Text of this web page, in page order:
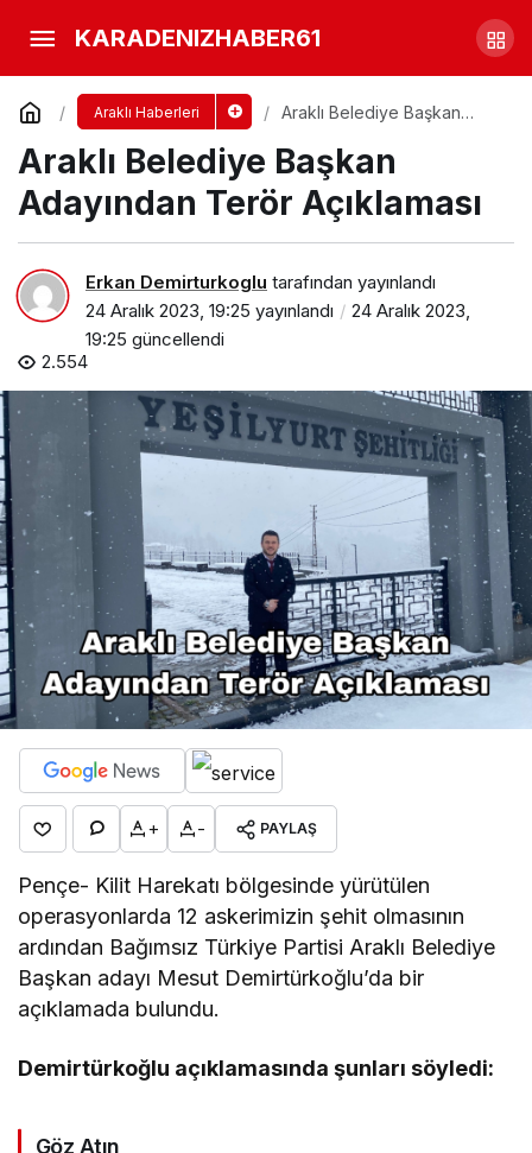
KARADENIZHABER61
Araklı Haberleri
Araklı Belediye Başkan
Araklı Belediye Başkan
Adayından Terör Açıklaması
Erkan Demirturkoglu tarafından yayınlandı
24 Aralık 2023, 19:25 yayınlandı
24 Aralık 2023,
19:25 güncellendi
2.554
+ - PAYLAŞ
Pençe- Kilit Harekatı bölgesinde yürütülen
operasyonlarda 12 askerimizin şehit olmasının
ardından Bağımsız Türkiye Partisi Araklı Belediye
Başkan adayı Mesut Demirtürkoğlu’da bir
açıklamada bulundu.
Demirtürkoğlu açıklamasında şunları söyledi:
Göz Atın
Araklı’nın Köylerinde Erik
BolluğuYorum Yap